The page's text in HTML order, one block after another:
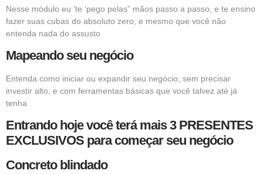
Nesse módulo eu ‘te ‘pego pelas” mãos passo a passo, e te ensino
fazer suas cubas do absoluto zero, e mesmo que você não
entenda nada do assusto
Mapeando seu negócio
Entenda como iniciar ou expandir seu negócio, sem precisar
investir alto, e com ferramentas básicas que você talvez até já
tenha
Entrando hoje você terá mais 3 PRESENTES
EXCLUSIVOS para começar seu negócio
Concreto blindado